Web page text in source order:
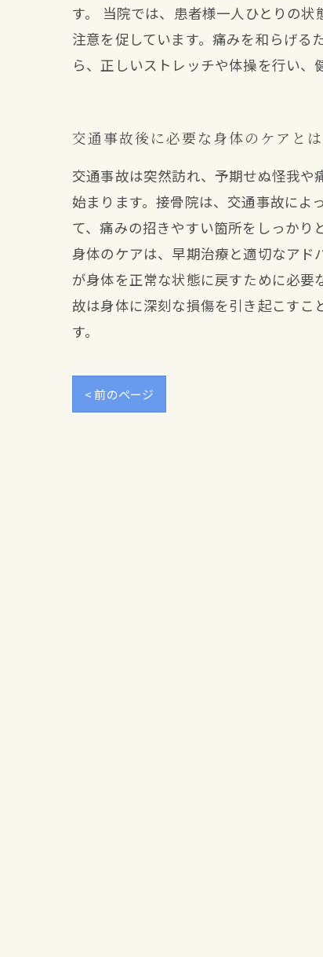
す。 当院では、患者様一人ひとりの
注意を促しています。痛みを和らげる
ら、正しいストレッチや体操を行い、
交通事故後に必要な身体のケアとは
交通事故は突然訪れ、予期せぬ怪我
始まります。接骨院は、交通事故によ
て、痛みの招きやすい箇所をしっかり
身体のケアは、早期治療と適切なア
が身体を正常な状態に戻すために必
故は身体に深刻な損傷を引き起こすこ
す。
< 前のページ